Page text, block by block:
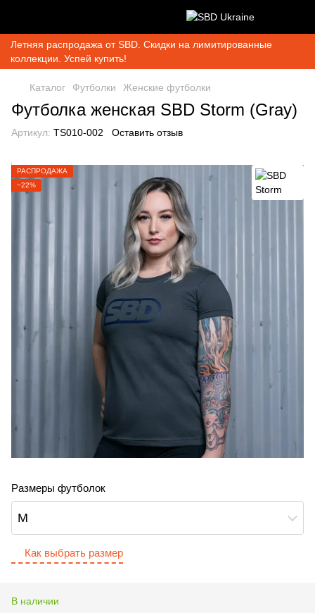
Летняя распродажа от SBD. Скидки на лимитированные
коллекции. Успей купить!
Каталог Футболки Женские футболки
Футболка женская SBD Storm (Gray)
Артикул: TS010-002 Оставить отзыв
РАСПРОДАЖА
−22%
Размеры футболок
M
Как выбрать размер
В наличии